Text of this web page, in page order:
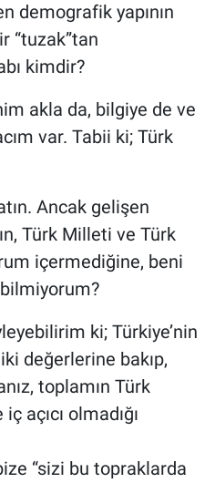
demografik yapının
“tuzak”tan
kimdir?
akla da, bilgiye de ve
var. Tabii ki; Türk
Ancak gelişen
Türk Milleti ve Türk
içermediğine, beni
ki; Türkiye’nin
değerlerine bakıp,
toplamın Türk
açıcı olmadığı
“sizi bu topraklarda